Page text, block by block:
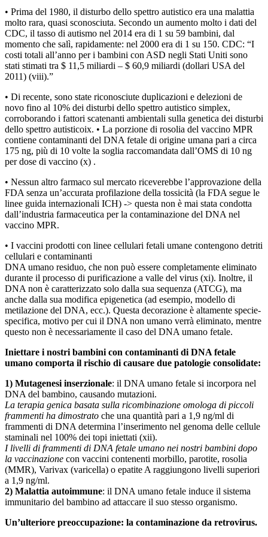
• Prima del 1980, il disturbo dello spettro autistico era una malattia
molto rara, quasi sconosciuta. Secondo un aumento molto i dati del
CDC, il tasso di autismo nel 2014 era di 1 su 59 bambini, dal
momento che salì, rapidamente: nel 2000 era di 1 su 150. CDC: “I
costi totali all’anno per i bambini con ASD negli Stati Uniti sono
stati stimati tra $ 11,5 miliardi – $ 60,9 miliardi (dollari USA del
2011) (viii).”
• Di recente, sono state riconosciute duplicazioni e delezioni de
novo fino al 10% dei disturbi dello spettro autistico simplex,
corroborando i fattori scatenanti ambientali sulla genetica dei disturbi
dello spettro autisticoix. • La porzione di rosolia del vaccino MPR
contiene contaminanti del DNA fetale di origine umana pari a circa
175 ng, più di 10 volte la soglia raccomandata dall’OMS di 10 ng
per dose di vaccino (x) .
• Nessun altro farmaco sul mercato riceverebbe l’approvazione della
FDA senza un’accurata profilazione della tossicità (la FDA segue le
linee guida internazionali ICH) -> questa non è mai stata condotta
dall’industria farmaceutica per la contaminazione del DNA nel
vaccino MPR.
• I vaccini prodotti con linee cellulari fetali umane contengono detriti
cellulari e contaminanti
DNA umano residuo, che non può essere completamente eliminato
durante il processo di purificazione a valle del virus (xi). Inoltre, il
DNA non è caratterizzato solo dalla sua sequenza (ATCG), ma
anche dalla sua modifica epigenetica (ad esempio, modello di
metilazione del DNA, ecc.). Questa decorazione è altamente specie-
specifica, motivo per cui il DNA non umano verrà eliminato, mentre
questo non è necessariamente il caso del DNA umano fetale.
Iniettare i nostri bambini con contaminanti di DNA fetale
umano comporta il rischio di causare due patologie consolidate:
1) Mutagenesi inserzionale: il DNA umano fetale si incorpora nel
DNA del bambino, causando mutazioni.
La terapia genica basata sulla ricombinazione omologa di piccoli
frammenti ha dimostrato che una quantità pari a 1,9 ng/ml di
frammenti di DNA determina l’inserimento nel genoma delle cellule
staminali nel 100% dei topi iniettati (xii).
I livelli di frammenti di DNA fetale umano nei nostri bambini dopo
la vaccinazione con vaccini contenenti morbillo, parotite, rosolia
(MMR), Varivax (varicella) o epatite A raggiungono livelli superiori
a 1,9 ng/ml.
2) Malattia autoimmune: il DNA umano fetale induce il sistema
immunitario del bambino ad attaccare il suo stesso organismo.
Un’ulteriore preoccupazione: la contaminazione da retrovirus.